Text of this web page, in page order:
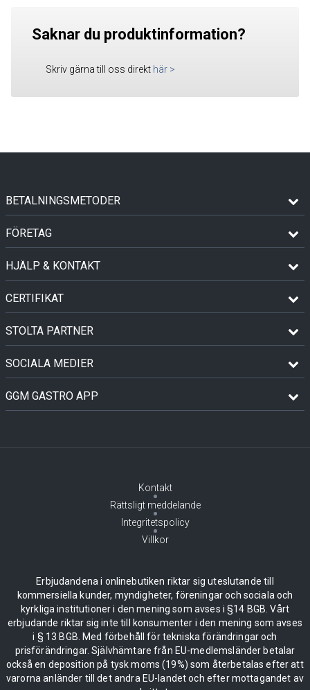
Saknar du produktinformation?
Skriv gärna till oss direkt här >
BETALNINGSMETODER
FÖRETAG
HJÄLP & KONTAKT
CERTIFIKAT
STOLTA PARTNER
SOCIALA MEDIER
GGM GASTRO APP
Kontakt
Rättsligt meddelande
Integritetspolicy
Villkor
Erbjudandena i onlinebutiken riktar sig uteslutande till
kommersiella kunder, myndigheter, föreningar och sociala och
kyrkliga institutioner i den mening som avses i §14 BGB. Vårt
erbjudande riktar sig inte till konsumenter i den mening som avses
i § 13 BGB. Med förbehåll för tekniska förändringar och
prisförändringar. Självhämtare från EU-medlemsländer betalar
också en deposition på tysk moms (19%) som återbetalas efter att
varorna anländer till det andra EU-landet och efter mottagandet av